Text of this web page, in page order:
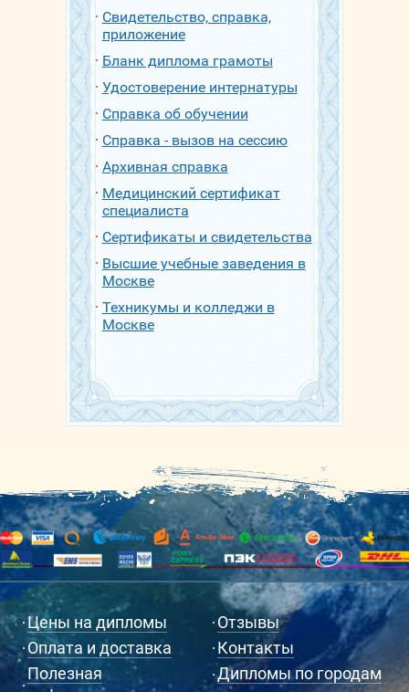
Свидетельство, справка,
приложение
Бланк диплома грамоты
Удостоверение интернатуры
Справка об обучении
Справка - вызов на сессию
Архивная справка
Медицинский сертификат
специалиста
Сертификаты и свидетельства
Высшие учебные заведения в
Москве
Техникумы и колледжи в
Москве
Цены на дипломы
Оплата и доставка
Полезная
Отзывы
Контакты
Дипломы по городам